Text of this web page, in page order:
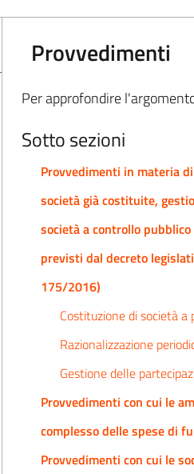
Provvedimenti
Per approfondire
Sotto sezioni
Provvedimenti in materia
società già costituite,
società a controllo
previsti dal decreto
175/2016)
Costituzione di società
Razionalizzazione
Gestione delle
Provvedimenti con cui le
complesso delle spese di
Provvedimenti con cui le